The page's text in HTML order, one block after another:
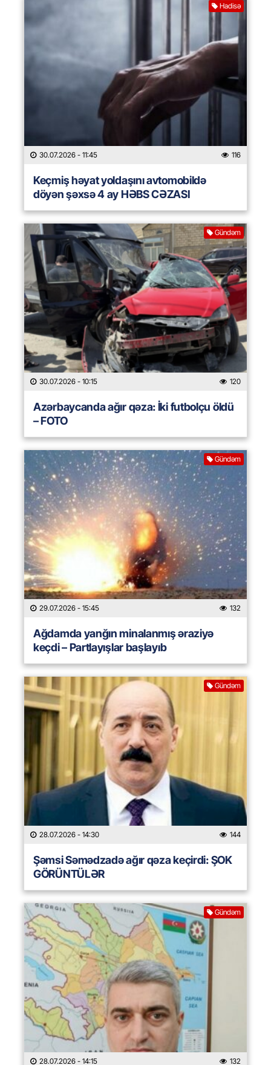
Hadisə
30.07.2026 - 11:45 116
Keçmiş həyat yoldaşını avtomobildə
döyən şəxsə 4 ay HƏBS CƏZASI
Gündəm
30.07.2026 - 10:15 120
Azərbaycanda ağır qəza: İki futbolçu öldü
– FOTO
Gündəm
29.07.2026 - 15:45 132
Ağdamda yanğın minalanmış əraziyə
keçdi – Partlayışlar başlayıb
Gündəm
28.07.2026 - 14:30 144
Şəmsi Səmədzadə ağır qəza keçirdi: ŞOK
GÖRÜNTÜLƏR
Gündəm
28.07.2026 - 14:15 132